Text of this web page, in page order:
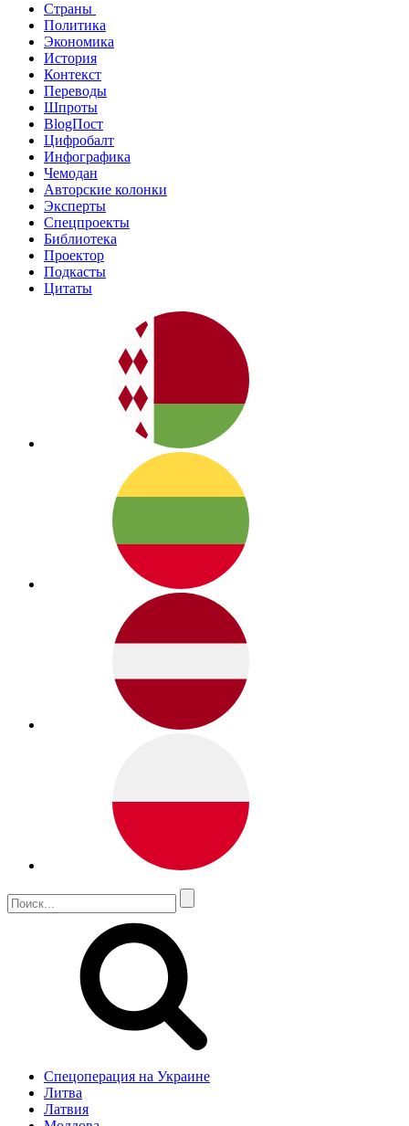
Страны
Политика
Экономика
История
Контекст
Переводы
Шпроты
BlogПост
Цифробалт
Инфографика
Чемодан
Авторские колонки
Эксперты
Спецпроекты
Библиотека
Проектор
Подкасты
Цитаты
Спецоперация на Украине
Литва
Латвия